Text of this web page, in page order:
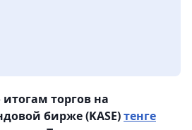
итогам торгов на
бирже (KASE)тенге